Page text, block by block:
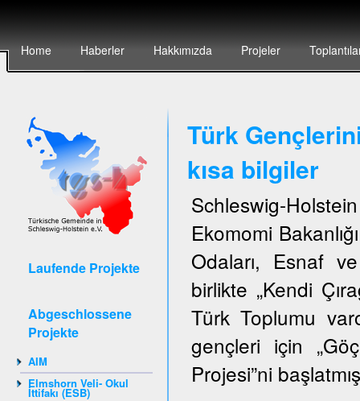
Home Haberler Hakkımızda Projeler
Laufende Projekte
Abgeschlossene
Projekte
AIM
Elmshorn Veli- Okul
İttifakı (ESB)
Türk
kısa bilgiler
Schleswig-
Ekomomi
Odaları, Esnaf
birlikte „Kendi
Türk Toplumu
gençleri için
Projesi”ni